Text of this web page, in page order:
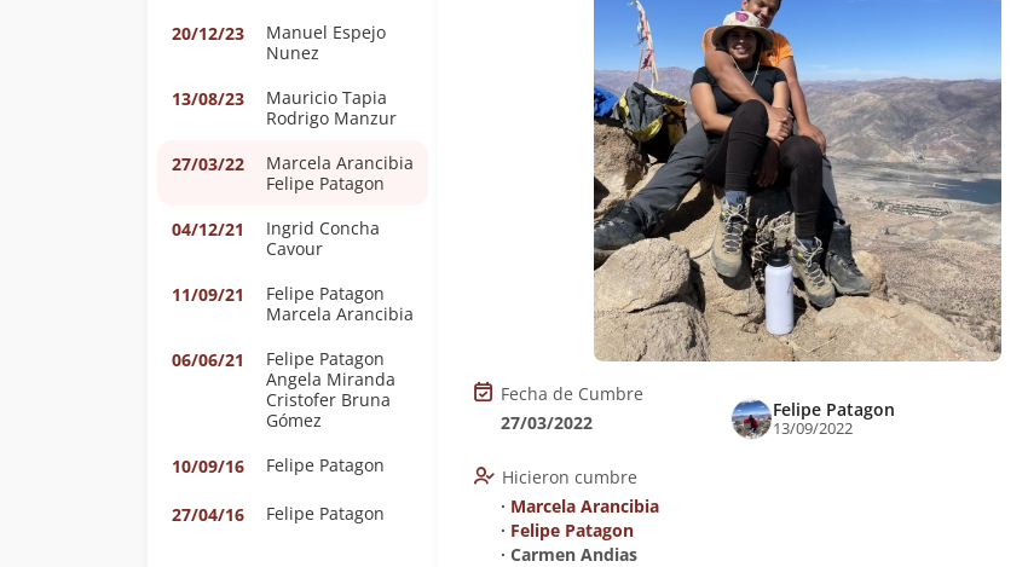
20/12/23
Manuel Espejo
Nunez
13/08/23
Mauricio Tapia
Rodrigo Manzur
27/03/22
Marcela Arancibia
Felipe Patagon
04/12/21
Ingrid Concha
Cavour
11/09/21
Felipe Patagon
Marcela Arancibia
06/06/21
Felipe Patagon
Angela Miranda
Cristofer Bruna
Gómez
10/09/16
Felipe Patagon
27/04/16 Felipe Patagon
Fecha de Cumbre
27/03/2022
Hicieron cumbre
∙ Marcela Arancibia
∙ Felipe Patagon
∙ Carmen Andias
Felipe Patagon
13/09/2022